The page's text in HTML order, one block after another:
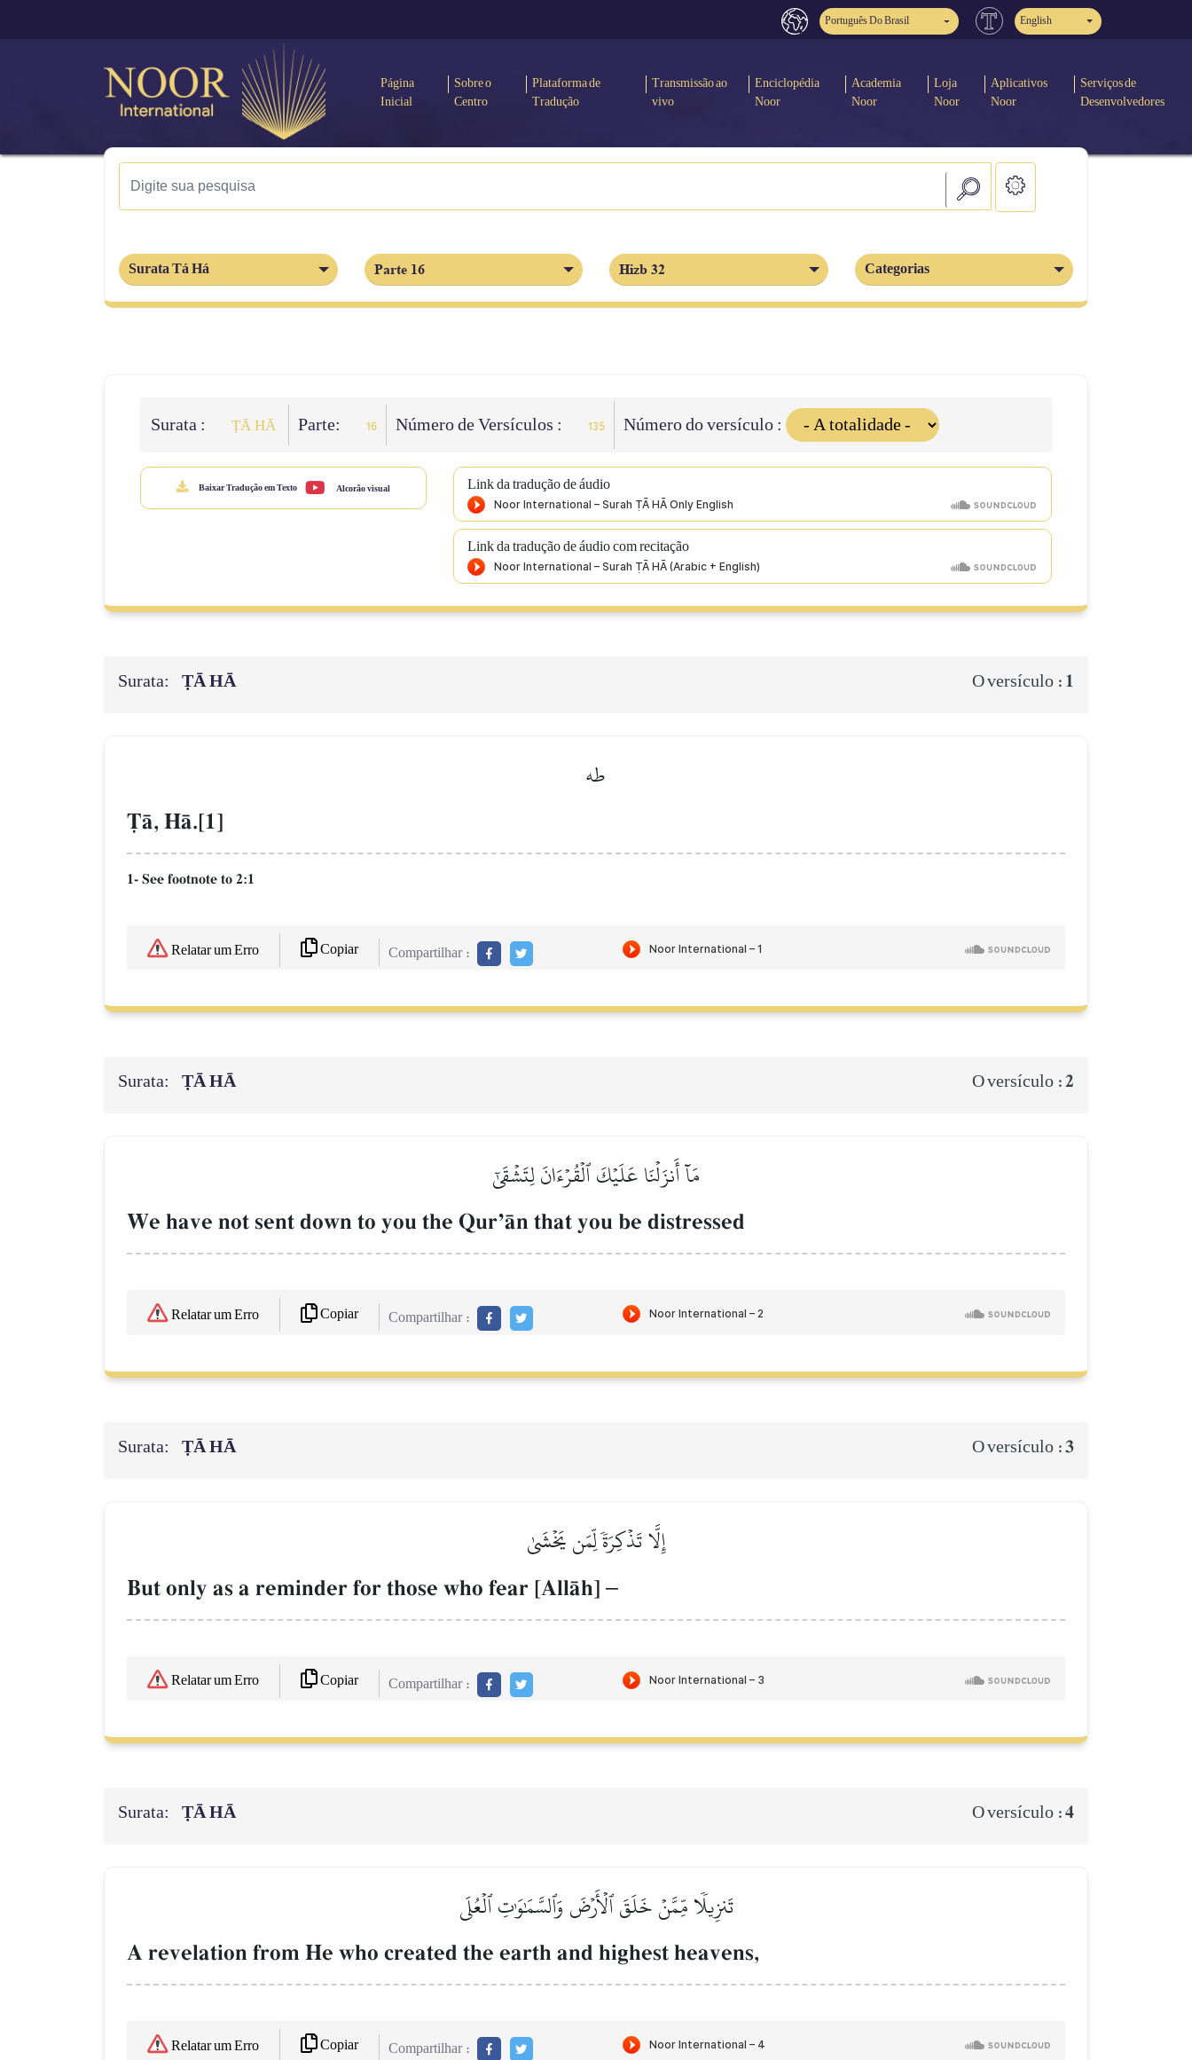
Português Do Brasil English
Página
Inicial
Sobre o
Centro
Plataforma de
Tradução
Transmissão ao
vivo
Enciclopédia
Noor
Academia
Noor
Loja
Noor
Aplicativos
Noor
Serviços de
Desenvolvedores
Surata Tá Há Parte 16 Hizb 32 Categorias
Surata : ṬĀ HĀ Parte: 16 Número de Versículos : 135 Número do versículo :
Baixar Tradução em Texto Alcorão visual Link da tradução de áudio
Link da tradução de áudio com recitação
Surata: ṬĀ HĀ O versículo : 1
طه
$Œ, HŒ.[1]
1- See footnote to 2:1
Relatar um Erro Copiar Compartilhar :
Surata: ṬĀ HĀ O versículo :2
مَآ أَنزَلۡنَا عَلَيۡكَ ٱلۡقُرۡءَانَ لِتَشۡقَىٰٓ
We have not sent down to you the QurÕŒn that you be distressed
Relatar um Erro Copiar Compartilhar :
Surata: ṬĀ HĀ O versículo :3
إِلَّا تَذۡكِرَةٗ لِّمَن يَخۡشَىٰ
But only as a reminder for those who fear [AllŒh] –
Relatar um Erro Copiar Compartilhar :
Surata: ṬĀ HĀ O versículo :4
تَنزِيلٗا مِّمَّنۡ خَلَقَ ٱلۡأَرۡضَ وَٱلسَّمَٰوَٰتِ ٱلۡعُلَى
A revelation from He who created the earth and highest heavens,
Relatar um Erro Copiar Compartilhar :